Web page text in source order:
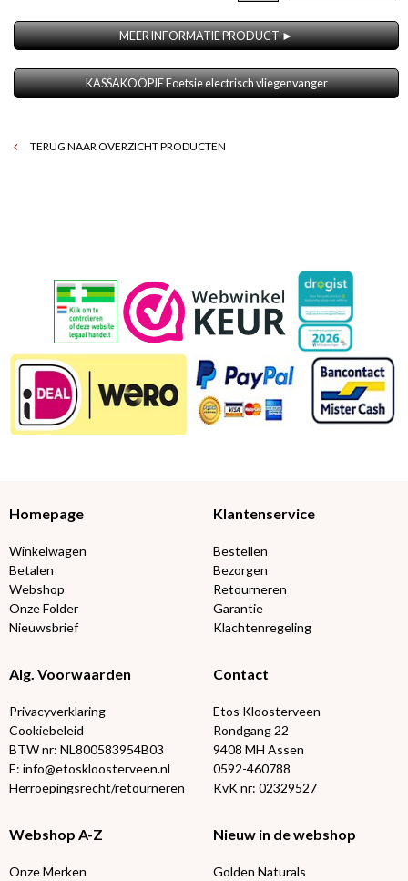
MEER INFORMATIE PRODUCT ►
KASSAKOOPJE Foetsie electrisch vliegenvanger
TERUG NAAR OVERZICHT PRODUCTEN
Homepage
Winkelwagen
Betalen
Webshop
Onze Folder
Nieuwsbrief
Klantenservice
Bestellen
Bezorgen
Retourneren
Garantie
Klachtenregeling
Alg. Voorwaarden
Privacyverklaring
Cookiebeleid
BTW nr: NL800583954B03
E: info@etoskloosterveen.nl
Herroepingsrecht/retourneren
Contact
Etos Kloosterveen
Rondgang 22
9408 MH Assen
0592-460788
KvK nr: 02329527
Webshop A-Z
Onze Merken
Nieuw in de webshop
Golden Naturals